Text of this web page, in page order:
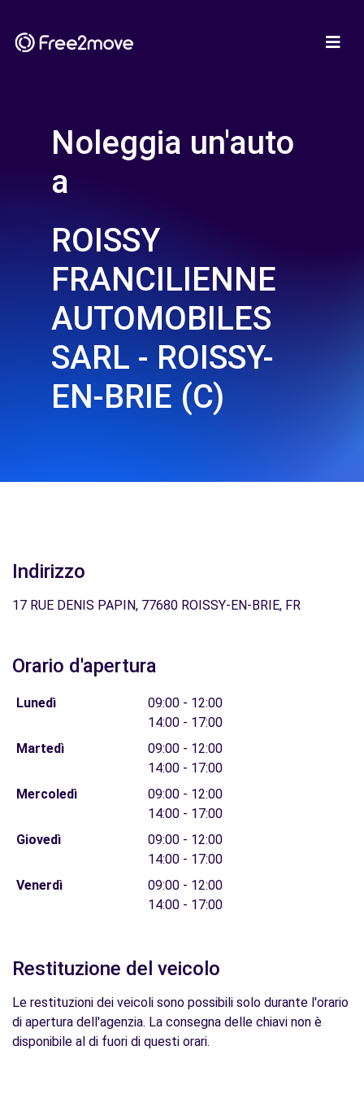
Noleggia un'auto
a
ROISSY
FRANCILIENNE
AUTOMOBILES
SARL - ROISSY-
EN-BRIE (C)
Indirizzo
17 RUE DENIS PAPIN, 77680 ROISSY-EN-BRIE, FR
Orario d'apertura
Lunedì
09:00 - 12:00
14:00 - 17:00
Martedì
09:00 - 12:00
14:00 - 17:00
Mercoledì
09:00 - 12:00
14:00 - 17:00
Giovedì
09:00 - 12:00
14:00 - 17:00
Venerdì
09:00 - 12:00
14:00 - 17:00
Restituzione del veicolo
Le restituzioni dei veicoli sono possibili solo durante l'orario
di apertura dell'agenzia. La consegna delle chiavi non è
disponibile al di fuori di questi orari.